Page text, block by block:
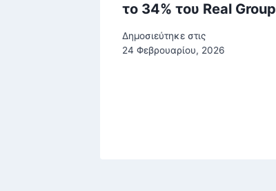
το 34% του Real Group
Δημοσιεύτηκε στις
24 Φεβρουαρίου, 2026